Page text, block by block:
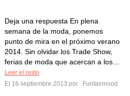
Deja una respuesta En plena
semana de la moda, ponemos
punto de mira en el próximo verano
2014. Sin olvidar los Trade Show,
ferias de moda que acercan a los...
Leer el resto
El 16 septiembre 2013 por
Funfairmood